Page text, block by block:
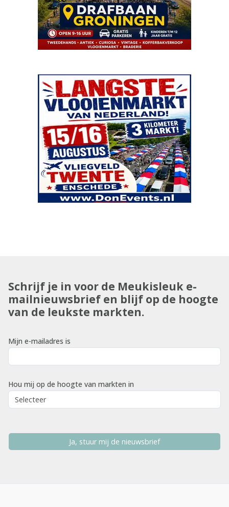
Schrijf je in voor de Meukisleuk e-
mailnieuwsbrief en blijf op de hoogte
van de leukste markten.
Mijn e-mailadres is
Hou mij op de hoogte van markten in
Ja, stuur mij de nieuwsbrief